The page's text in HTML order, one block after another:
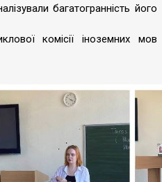
багатогранність його
комісії іноземних мов